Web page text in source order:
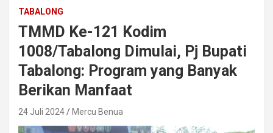
TABALONG
TMMD Ke-121 Kodim
1008/Tabalong Dimulai, Pj Bupati
Tabalong: Program yang Banyak
Berikan Manfaat
24 Juli 2024 Mercu Benua